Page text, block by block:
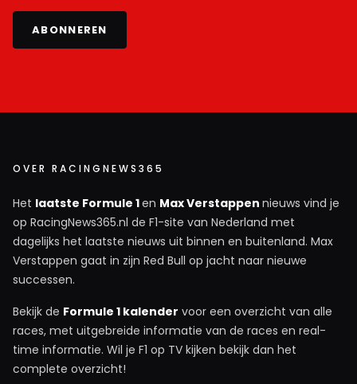
ABONNEREN
OVER RACINGNEWS365
Het laatste Formule 1en Max Verstappen nieuws vind je
op RacingNews365.nl de F1-site van Nederland met
dagelijks het laatste nieuws uit binnen en buitenland. Max
Verstappen gaat in zijn Red Bull op jacht naar nieuwe
successen.
Bekijk de Formule 1 kalender voor een overzicht van alle
races, met uitgebreide informatie van de races en real-
time informatie. Wil je F1 op TV kijken bekijk dan het
complete overzicht!